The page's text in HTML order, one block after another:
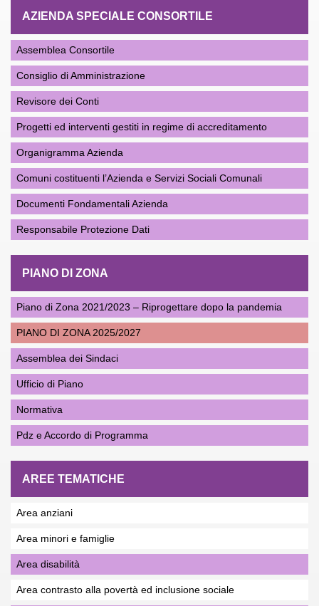
AZIENDA SPECIALE CONSORTILE
Assemblea Consortile
Consiglio di Amministrazione
Revisore dei Conti
Progetti ed interventi gestiti in regime di accreditamento
Organigramma Azienda
Comuni costituenti l’Azienda e Servizi Sociali Comunali
Documenti Fondamentali Azienda
Responsabile Protezione Dati
PIANO DI ZONA
Piano di Zona 2021/2023 – Riprogettare dopo la pandemia
PIANO DI ZONA 2025/2027
Assemblea dei Sindaci
Ufficio di Piano
Normativa
Pdz e Accordo di Programma
AREE TEMATICHE
Area anziani
Area minori e famiglie
Area disabilità
Area contrasto alla povertà ed inclusione sociale